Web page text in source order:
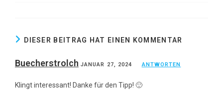
DIESER BEITRAG HAT EINEN KOMMENTAR
Buecherstrolch JANUAR 27, 2024 ANTWORTEN
Klingt interessant! Danke für den Tipp! 🙂